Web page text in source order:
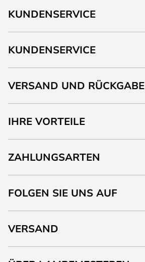
KUNDENSERVICE
KUNDENSERVICE
VERSAND UND RÜCKGABE
IHRE VORTEILE
ZAHLUNGSARTEN
FOLGEN SIE UNS AUF
VERSAND